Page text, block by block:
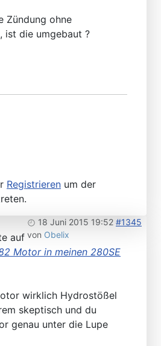
Zündung ohne
ist die umgebaut ?
Registrieren um der
18 Juni 2015 19:52 #1345
von Obelix
auf
Motor in meinen 280SE
wirklich Hydrostößel
skeptisch und du
genau unter die Lupe